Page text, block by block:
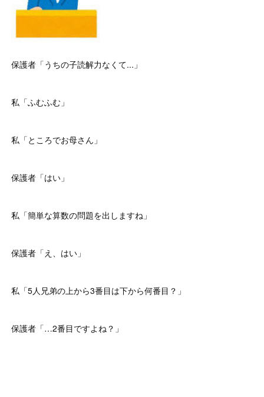
保護者「うちの子読解力なくて...」
私「ふむふむ」
私「ところでお母さん」
保護者「はい」
私「簡単な算数の問題を出しますね」
保護者「え、はい」
私「5人兄弟の上から3番目は下から何番目？」
保護者「…2番目ですよね？」